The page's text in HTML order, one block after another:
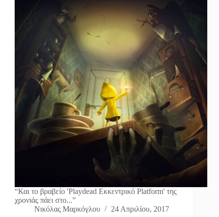
“Και το βραβείο 'Playdead Εκκεντρικό Platform' της
χρονιάς πάει στο...”
Νικόλας Μαρκόγλου
24 Απριλίου, 2017